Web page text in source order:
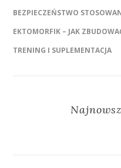
BEZPIECZEŃSTWO
EKTOMORFIK – JAK
TRENING I SUPLEMENTACJA